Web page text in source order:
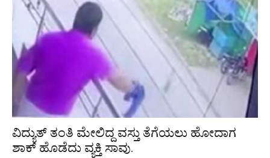
ವಿದ್ಯುತ್ ತಂತಿ ಮೇಲಿದ್ದ ವಸ್ತು ತೆಗೆಯಲು ಹೋದಾಗ
ಶಾಕ್ ಹೊಡೆದು ವ್ಯಕ್ತಿ ಸಾವು.